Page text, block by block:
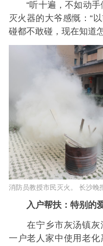
“听十遍，不如动手
灭火器的大爷感慨：“
碰都不敢碰，现在知道
消防员教授市民灭火。 长沙晚
入户帮扶：特别的
在宁乡市灰汤镇灰
一户老人家中使用老